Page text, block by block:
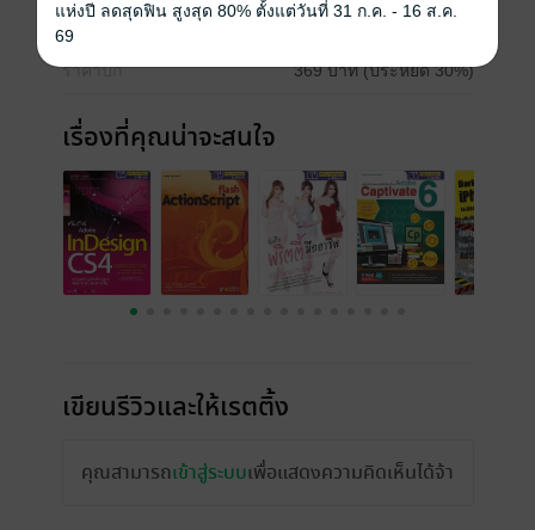
ความยาว
ราคาปก 369 บาท (ประหยัด 30%)
เรื่องที่คุณน่าจะสนใจ
เขียนรีวิวและให้เรตติ้ง
คุณสามารถเข้าสู่ระบบเพื่อแสดงความคิดเห็นได้จ้า
แห่งปี ลดสุดฟิน สูงสุด 80% ตั้งแต่วันที่ 31 ก.ค. - 16 ส.ค.
69